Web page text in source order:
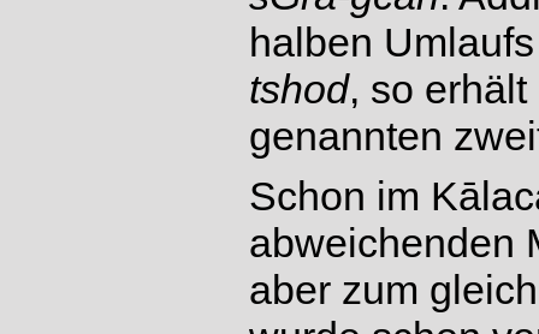
halben
tshod, so
genannten
Schon im
abweichenden
aber zum